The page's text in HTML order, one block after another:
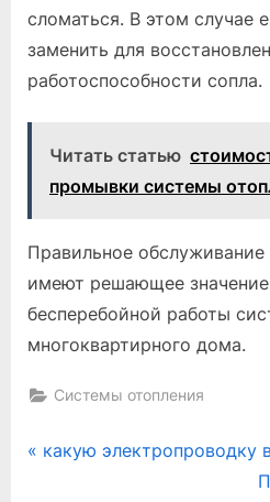
сломаться. В этом случае
заменить для
работоспособности сопла.
Читать статью
промывки системы
Правильное
имеют решающее
бесперебойной работы
многоквартирного дома.
Системы отопления
Навигация
P
какую электропроводку
N